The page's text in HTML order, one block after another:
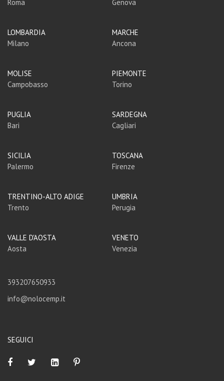
Roma
Genova
LOMBARDIA
Milano
MARCHE
Ancona
MOLISE
Campobasso
PIEMONTE
Torino
PUGLIA
Bari
SARDEGNA
Cagliari
SICILIA
Palermo
TOSCANA
Firenze
TRENTINO-ALTO ADIGE
Trento
UMBRIA
Perugia
VALLE D'AOSTA
Aosta
VENETO
Venezia
393207650933
info@nolocemp.it
SEGUICI